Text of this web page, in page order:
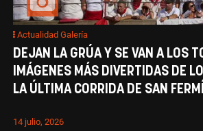
Actualidad Galería
DEJAN LA GRÚA Y SE VAN A LOS
IMÁGENES MÁS DIVERTIDAS DE
LA ÚLTIMA CORRIDA DE SAN
14 julio, 2026